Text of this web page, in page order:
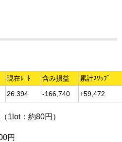
現在ﾚｰﾄ 含み損益 累計ｽﾜｯﾌﾟ
26.394 -166,740 +59,472
1lot：約80円）
円